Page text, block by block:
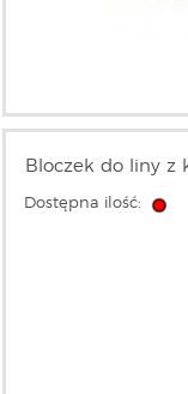
Bloczek do liny z
Dostępna ilość: